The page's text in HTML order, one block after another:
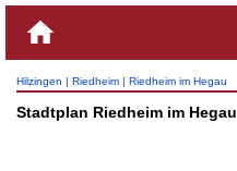
Hilzingen | Riedheim | Riedheim im Hegau
Stadtplan Riedheim im Hegau